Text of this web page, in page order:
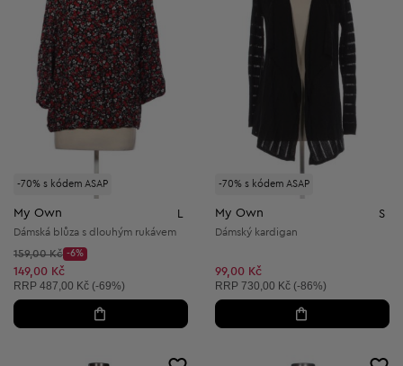
-70% s kódem ASAP
My Own
Dámská blůza s dlouhým rukávem
Původní cena:
159,00 Kč
Discount Price:
-6%
Snížená cena:
149,00 Kč
Doporučená cena:
RRP 487,00 Kč (-69%)
-70% s kódem ASAP
My Own S
Dámský kardigan
99,00 Kč
Doporučená cena:
RRP 730,00 Kč (-86%)